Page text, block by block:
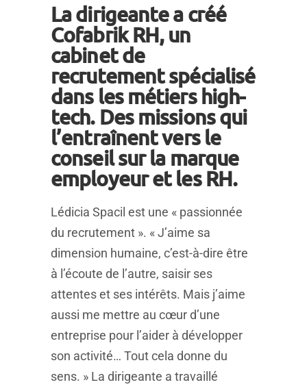
La dirigeante a créé
Cofabrik RH, un
cabinet de
recrutement spécialisé
dans les métiers high-
tech. Des missions qui
l’entraînent vers le
conseil sur la marque
employeur et les RH.
Lédicia Spacil est une « passionnée
du recrutement ». « J’aime sa
dimension humaine, c’est-à-dire être
à l’écoute de l’autre, saisir ses
attentes et ses intérêts. Mais j’aime
aussi me mettre au cœur d’une
entreprise pour l’aider à développer
son activité… Tout cela donne du
sens. » La dirigeante a travaillé